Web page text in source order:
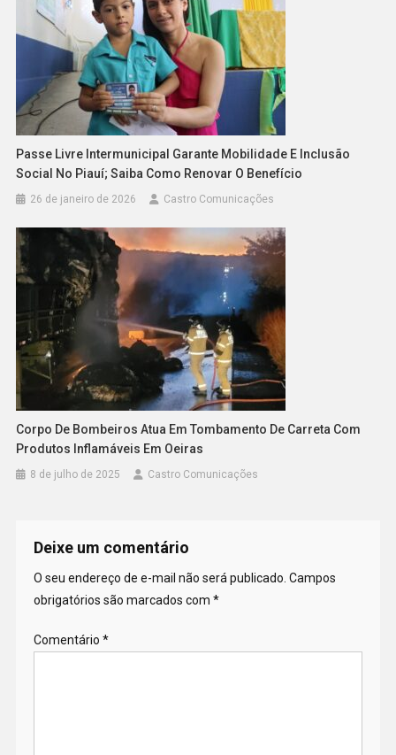
Passe Livre Intermunicipal Garante Mobilidade E Inclusão
Social No Piauí; Saiba Como Renovar O Benefício
26 de janeiro de 2026 Castro Comunicações
Corpo De Bombeiros Atua Em Tombamento De Carreta Com
Produtos Inflamáveis Em Oeiras
8 de julho de 2025 Castro Comunicações
Deixe um comentário
O seu endereço de e-mail não será publicado. Campos
obrigatórios são marcados com *
Comentário *